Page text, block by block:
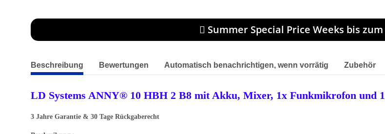
Summer Special Price Weeks bis
weitere Registerkarten anzeigen
Beschreibung Bewertungen Automatisch benachrichtigen, wenn vorrätig Zubehör
LD Systems ANNY® 10 HBH 2 B8 mit Akku, Mixer, 1x Funkmikrofon und
3 Jahre Garantie & 30 Tage Rückgaberecht